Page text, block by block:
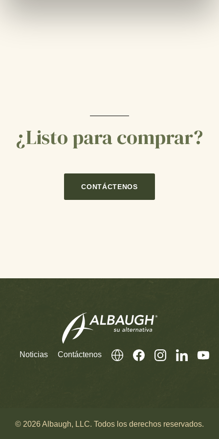
¿Listo para comprar?
CONTÁCTENOS
Noticias Contáctenos
© 2026 Albaugh, LLC. Todos los derechos reservados.